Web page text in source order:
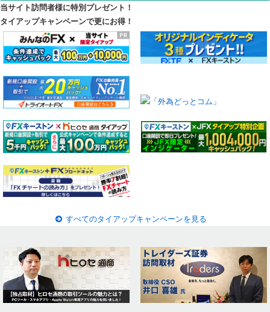
当サイト訪問者様に特別プレゼント！
タイアップキャンペーンで更にお得！
すべてのタイアップキャンペーンを見る